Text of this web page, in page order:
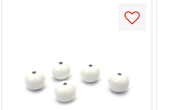
analytiku a
marketing.